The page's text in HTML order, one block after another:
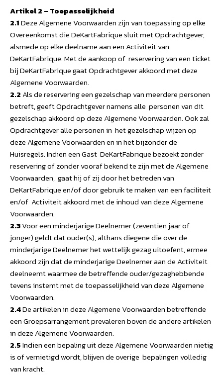
Artikel 2 – Toepasselijkheid
2.1Deze Algemene Voorwaarden zijn van toepassing op elke
Overeenkomst die DeKartFabrique sluit met Opdrachtgever,
alsmede op elke deelname aan een Activiteit van
DeKartFabrique. Met de aankoop of reservering van een ticket
bij DeKartFabrique gaat Opdrachtgever akkoord met deze
Algemene Voorwaarden.
2.2 Als de reservering een gezelschap van meerdere personen
betreft, geeft Opdrachtgever namens alle personen van dit
gezelschap akkoord op deze Algemene Voorwaarden. Ook zal
Opdrachtgever alle personen in het gezelschap wijzen op
deze Algemene Voorwaarden en in het bijzonder de
Huisregels. Indien een Gast DeKartFabrique bezoekt zonder
reservering of zonder vooraf bekend te zijn met de Algemene
Voorwaarden, gaat hij of zij door het betreden van
DeKartFabrique en/of door gebruik te maken van een faciliteit
en/of Activiteit akkoord met de inhoud van deze Algemene
Voorwaarden.
2.3Voor een minderjarige Deelnemer (zeventien jaar of
jonger) geldt dat ouder(s), althans diegene die over de
minderjarige Deelnemer het wettelijk gezag uitoefent, ermee
akkoord zijn dat de minderjarige Deelnemer aan de Activiteit
deelneemt waarmee de betreffende ouder/gezaghebbende
tevens instemt met de toepasselijkheid van deze Algemene
Voorwaarden.
2.4De artikelen in deze Algemene Voorwaarden betreffende
een Groepsarrangement prevaleren boven de andere artikelen
in deze Algemene Voorwaarden.
2.5Indien een bepaling uit deze Algemene Voorwaarden nietig
is of vernietigd wordt, blijven de overige bepalingen volledig
van kracht.